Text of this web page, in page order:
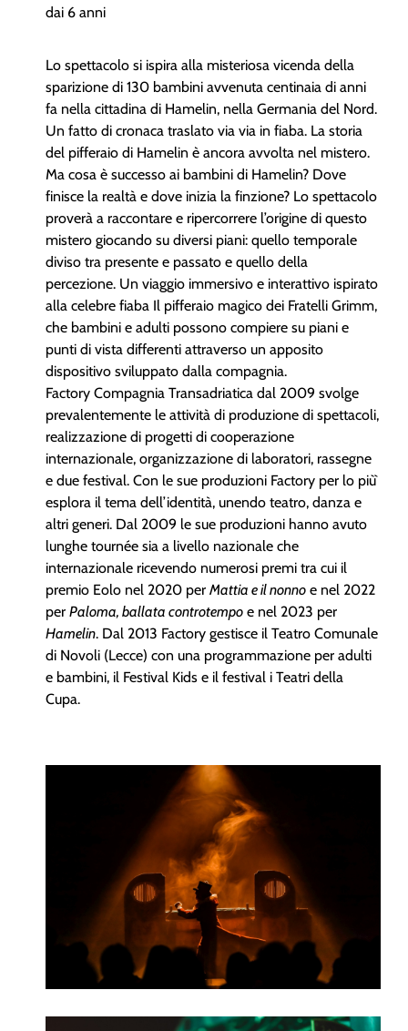
dai 6 anni
Lo spettacolo si ispira alla misteriosa vicenda della
sparizione di 130 bambini avvenuta centinaia di anni
fa nella cittadina di Hamelin, nella Germania del Nord.
Un fatto di cronaca traslato via via in fiaba. La storia
del pifferaio di Hamelin è ancora avvolta nel mistero.
Ma cosa è successo ai bambini di Hamelin? Dove
finisce la realtà e dove inizia la finzione? Lo spettacolo
proverà a raccontare e ripercorrere l’origine di questo
mistero giocando su diversi piani: quello temporale
diviso tra presente e passato e quello della
percezione. Un viaggio immersivo e interattivo ispirato
alla celebre fiaba Il pifferaio magico dei Fratelli Grimm,
che bambini e adulti possono compiere su piani e
punti di vista differenti attraverso un apposito
dispositivo sviluppato dalla compagnia.
Factory Compagnia Transadriatica dal 2009 svolge
prevalentemente le attività di produzione di spettacoli,
realizzazione di progetti di cooperazione
internazionale, organizzazione di laboratori, rassegne
e due festival. Con le sue produzioni Factory per lo più̀
esplora il tema dell’identità, unendo teatro, danza e
altri generi. Dal 2009 le sue produzioni hanno avuto
lunghe tournée sia a livello nazionale che
internazionale ricevendo numerosi premi tra cui il
premio Eolo nel 2020 per Mattia e il nonno e nel 2022
per Paloma, ballata controtempo e nel 2023 per
Hamelin. Dal 2013 Factory gestisce il Teatro Comunale
di Novoli (Lecce) con una programmazione per adulti
e bambini, il Festival Kids e il festival i Teatri della
Cupa.